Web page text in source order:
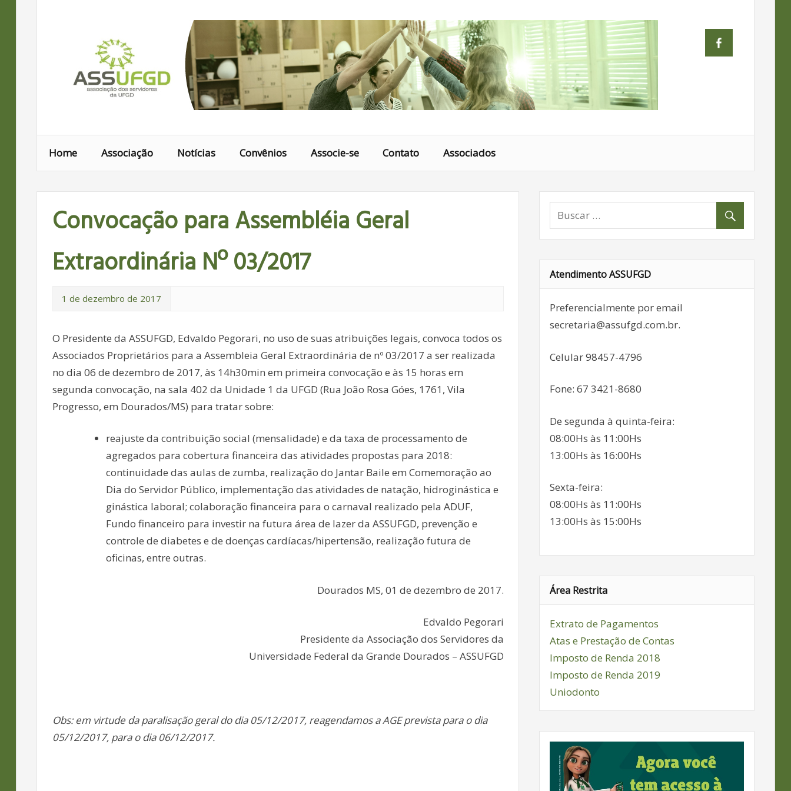
Home Associação Notícias Convênios Associe-se Contato Associados
Convocação para Assembléia Geral
Extraordinária Nº 03/2017
1 de dezembro de 2017
O Presidente da ASSUFGD, Edvaldo Pegorari, no uso de suas atribuições legais, convoca todos os
Associados Proprietários para a Assembleia Geral Extraordinária de nº 03/2017 a ser realizada
no dia 06 de dezembro de 2017, às 14h30min em primeira convocação e às 15 horas em
segunda convocação, na sala 402 da Unidade 1 da UFGD (Rua João Rosa Góes, 1761, Vila
Progresso, em Dourados/MS) para tratar sobre:
reajuste da contribuição social (mensalidade) e da taxa de processamento de
agregados para cobertura financeira das atividades propostas para 2018:
continuidade das aulas de zumba, realização do Jantar Baile em Comemoração ao
Dia do Servidor Público, implementação das atividades de natação, hidroginástica e
ginástica laboral; colaboração financeira para o carnaval realizado pela ADUF,
Fundo financeiro para investir na futura área de lazer da ASSUFGD, prevenção e
controle de diabetes e de doenças cardíacas/hipertensão, realização futura de
oficinas, entre outras.
Dourados MS, 01 de dezembro de 2017.
Edvaldo Pegorari
Presidente da Associação dos Servidores da
Universidade Federal da Grande Dourados – ASSUFGD
Obs: em virtude da paralisação geral do dia 05/12/2017, reagendamos a AGE prevista para o dia
05/12/2017, para o dia 06/12/2017.
Atendimento ASSUFGD
Preferencialmente por email
secretaria@assufgd.com.br.
Celular 98457-4796
Fone: 67 3421-8680
De segunda à quinta-feira:
08:00Hs às 11:00Hs
13:00Hs às 16:00Hs
Sexta-feira:
08:00Hs às 11:00Hs
13:00Hs às 15:00Hs
Área Restrita
Extrato de Pagamentos
Atas e Prestação de Contas
Imposto de Renda 2018
Imposto de Renda 2019
Uniodonto